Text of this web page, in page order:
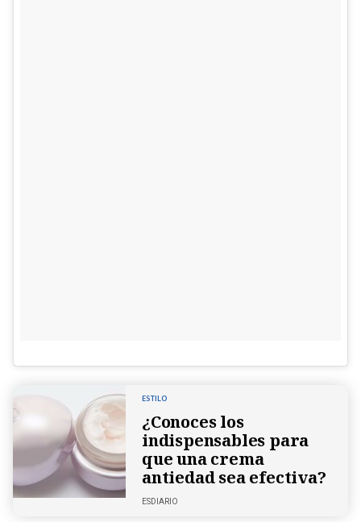
ESTILO
¿Conoces los
indispensables para
que una crema
antiedad sea efectiva?
ESDIARIO